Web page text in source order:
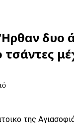
δυο
τσάντες
της